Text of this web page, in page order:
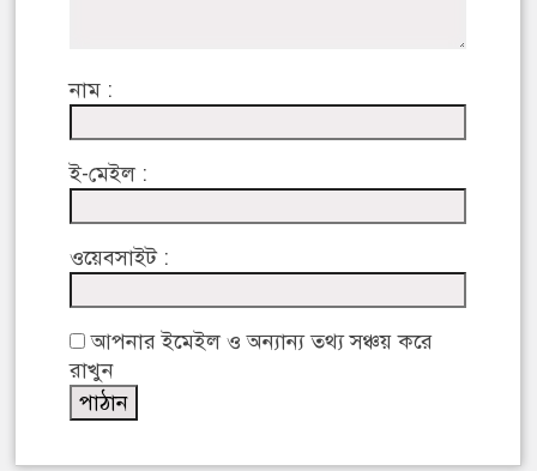
নাম :
ই-মেইল :
ওয়েবসাইট :
আপনার ইমেইল ও অন্যান্য তথ্য সঞ্চয় করে
রাখুন